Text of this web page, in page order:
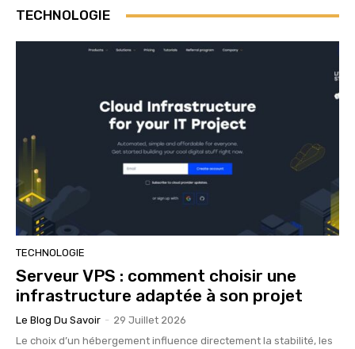
TECHNOLOGIE
TECHNOLOGIE
Serveur VPS : comment choisir une
infrastructure adaptée à son projet
Le Blog Du Savoir - 29 Juillet 2026
Le choix d’un hébergement influence directement la stabilité, les